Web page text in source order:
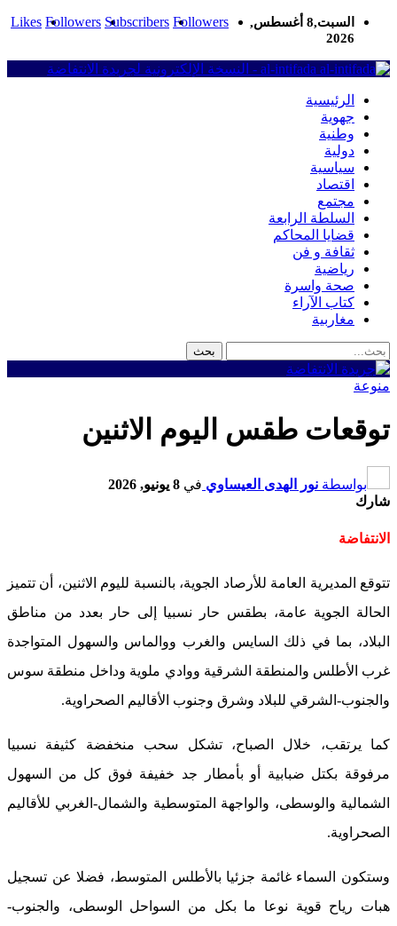
Likes Followers Subscribers Followers
السبت,8 أغسطس,
2026
al-intifada - النسخة الإلكترونية لجريدة الانتفاضة
الرئيسية
جهوية
وطنية
دولية
سياسية
اقتصاد
مجتمع
السلطة الرابعة
قضايا المحاكم
ثقافة و فن
رياضية
صحة واسرة
كتاب الآراء
مغاربية
منوعة
توقعات طقس اليوم الاثنين
بواسطة نور الهدى العيساوي في 8 يونيو, 2026
شارك
الانتفاضة
تتوقع المديرية العامة للأرصاد الجوية، بالنسبة لليوم الاثنين، أن تتميز
الحالة الجوية عامة، بطقس حار نسبيا إلى حار بعدد من مناطق
البلاد، بما في ذلك السايس والغرب ووالماس والسهول المتواجدة
غرب الأطلس والمنطقة الشرقية ووادي ملوية وداخل منطقة سوس
والجنوب-الشرقي للبلاد وشرق وجنوب الأقاليم الصحراوية.
كما يرتقب، خلال الصباح، تشكل سحب منخفضة كثيفة نسبيا
مرفوقة بكتل ضبابية أو بأمطار جد خفيفة فوق كل من السهول
الشمالية والوسطى، والواجهة المتوسطية والشمال-الغربي للأقاليم
الصحراوية.
وستكون السماء غائمة جزئيا بالأطلس المتوسط، فضلا عن تسجيل
هبات رياح قوية نوعا ما بكل من السواحل الوسطى، والجنوب-